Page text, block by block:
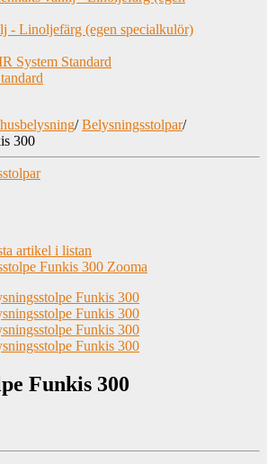
- Linoljefärg (egen specialkulör)
/ Belysningsstolpar/
300
artikel i listan
Zooma
Funkis 300